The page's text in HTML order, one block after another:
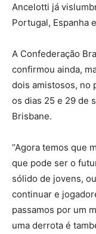
Ancelotti já
Portugal, Espanha
A Confederação
confirmou ainda,
dois amistosos, no
os dias 25 e 29 de
Brisbane.
“Agora temos que
que pode ser o
sólido de jovens,
continuar e
passamos por um
uma derrota é